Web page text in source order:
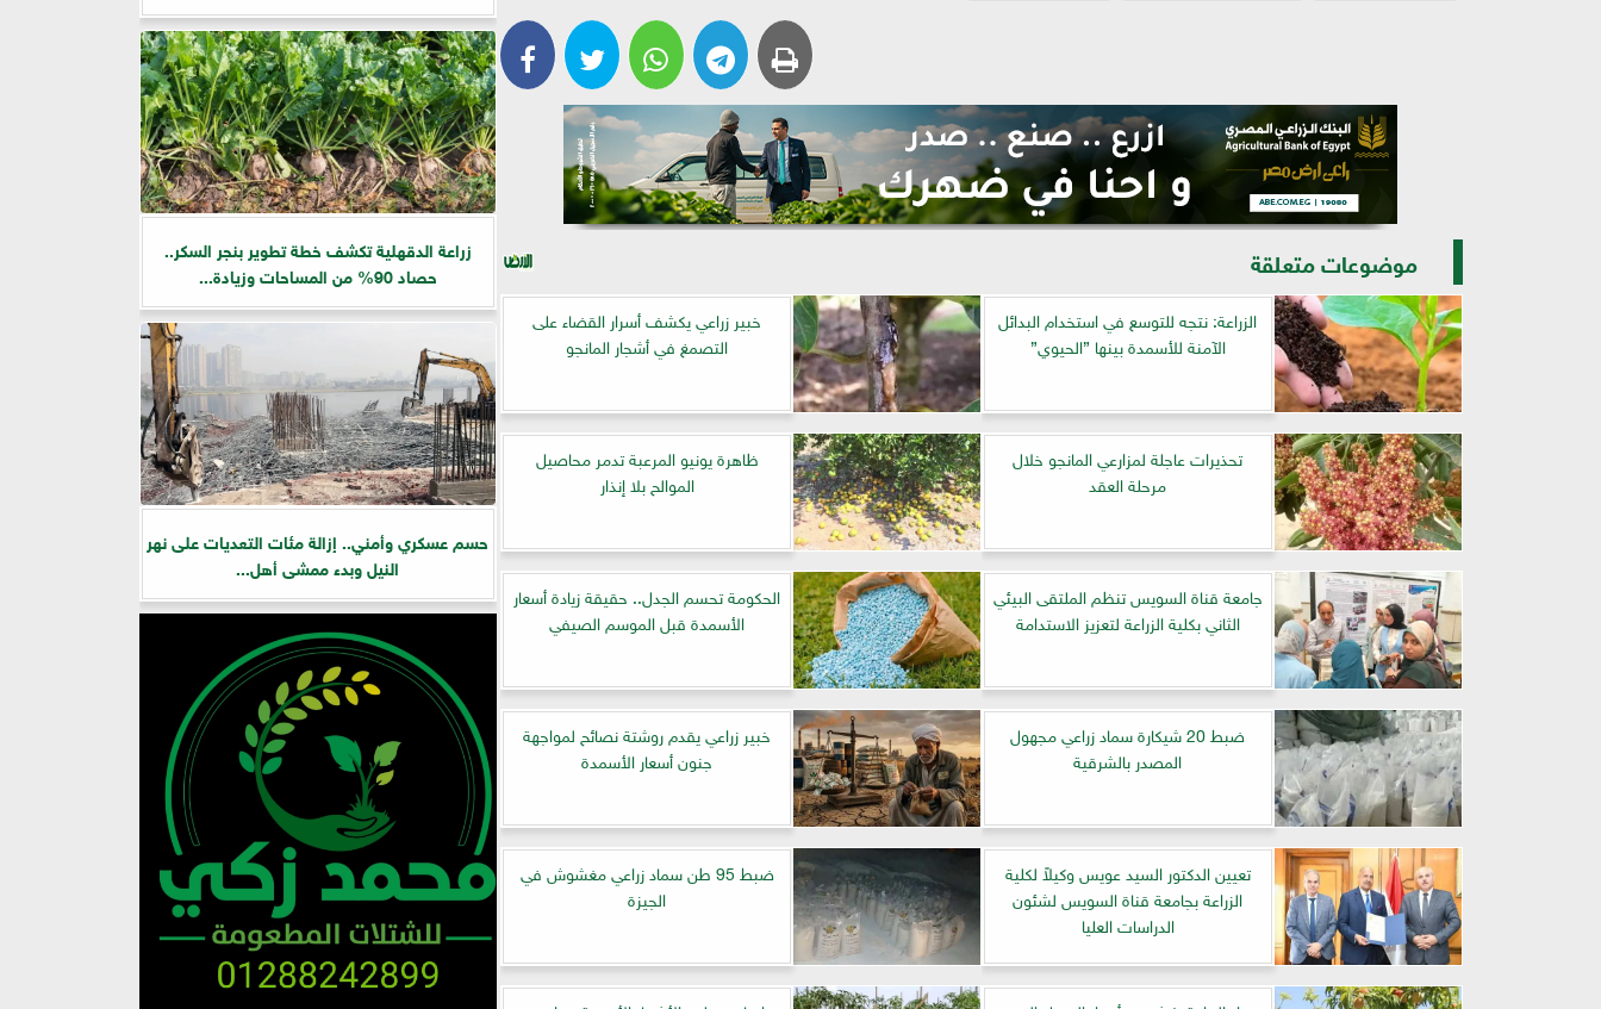
موضوعات متعلقة
الزراعة: نتجه للتوسع في استخدام البدائل
الآمنة للأسمدة بينها ”الحيوي”
خبير زراعي يكشف أسرار القضاء على
التصمغ في أشجار المانجو
تحذيرات عاجلة لمزارعي المانجو خلال
مرحلة العقد
ظاهرة يونيو المرعبة تدمر محاصيل
الموالح بلا إنذار
جامعة قناة السويس تنظم الملتقى البيئي
الثاني بكلية الزراعة لتعزيز الاستدامة
الحكومة تحسم الجدل.. حقيقة زيادة أسعار
الأسمدة قبل الموسم الصيفي
ضبط 20 شيكارة سماد زراعي مجهول
المصدر بالشرقية
خبير زراعي يقدم روشتة نصائح لمواجهة
جنون أسعار الأسمدة
تعيين الدكتور السيد عويس وكيلاً لكلية
الزراعة بجامعة قناة السويس لشئون
الدراسات العليا
ضبط 95 طن سماد زراعي مغشوش في
الجيزة
زراعة الدقهلية تكشف خطة تطوير بنجر السكر..
حصاد 90% من المساحات وزيادة...
حسم عسكري وأمني.. إزالة مئات التعديات على نهر
النيل وبدء ممشى أهل...